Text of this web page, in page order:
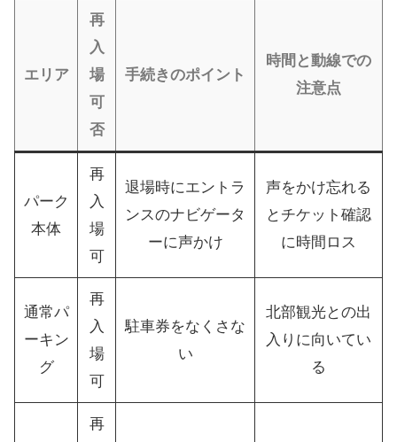
エリア
再
入
場
可
否
手続きのポイント
時間と動線での
注意点
パーク
本体
再
入
場
可
退場時にエントラ
ンスのナビゲータ
ーに声かけ
声をかけ忘れる
とチケット確認
に時間ロス
通常パ
ーキン
グ
再
入
場
可
駐車券をなくさな
い
北部観光との出
入りに向いてい
る
再